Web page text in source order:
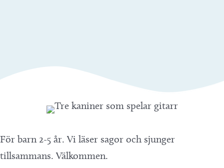
För barn 2-5 år. Vi läser sagor och sjunger
tillsammans. Välkommen.